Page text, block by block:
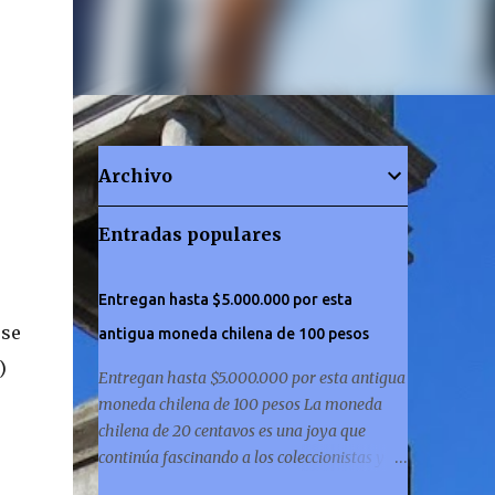
Archivo
Entradas populares
Entregan hasta $5.000.000 por esta
antigua moneda chilena de 100 pesos
Entregan hasta $5.000.000 por esta antigua
moneda chilena de 100 pesos La moneda
chilena de 20 centavos es una joya que
continúa fascinando a los coleccionistas y a